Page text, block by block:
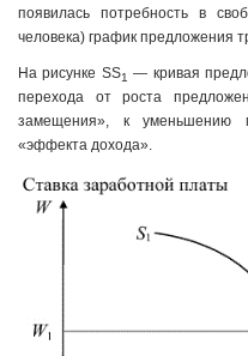
появилась потребность в
человека) график предложения
На рисунке SS1 — кривая
перехода от роста
замещения», к уменьшению
«эффекта дохода».